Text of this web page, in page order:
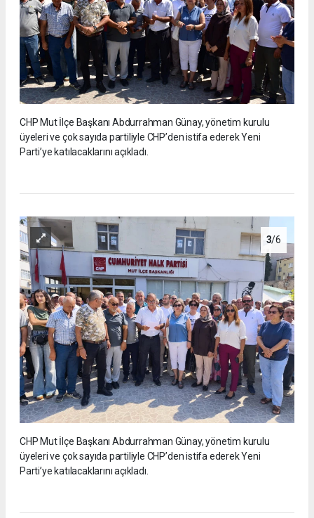
CHP Mut İlçe Başkanı Abdurrahman Günay, yönetim kurulu
üyeleri ve çok sayıda partiliyle CHP’den istifa ederek Yeni
Parti’ye katılacaklarını açıkladı.
3/6
CHP Mut İlçe Başkanı Abdurrahman Günay, yönetim kurulu
üyeleri ve çok sayıda partiliyle CHP’den istifa ederek Yeni
Parti’ye katılacaklarını açıkladı.